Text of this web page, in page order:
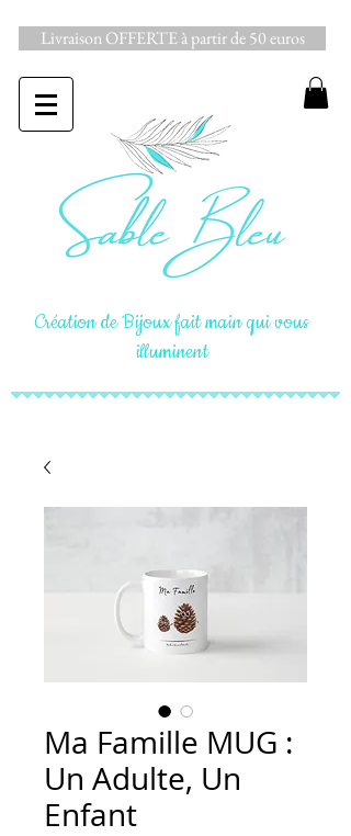
Livraison OFFERTE à partir de 50 euros
Création de Bijoux fait main qui vous
illuminent
Ma Famille MUG :
Un Adulte, Un
Enfant